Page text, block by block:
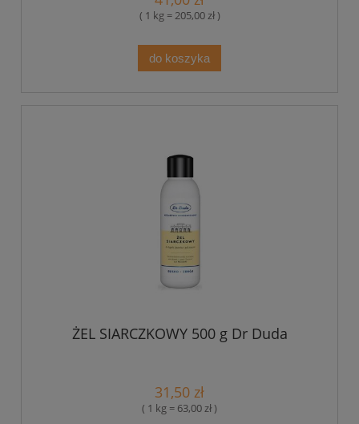
( 1 kg = 205,00 zł )
do koszyka
ŻEL SIARCZKOWY 500 g Dr Duda
31,50 zł
( 1 kg = 63,00 zł )